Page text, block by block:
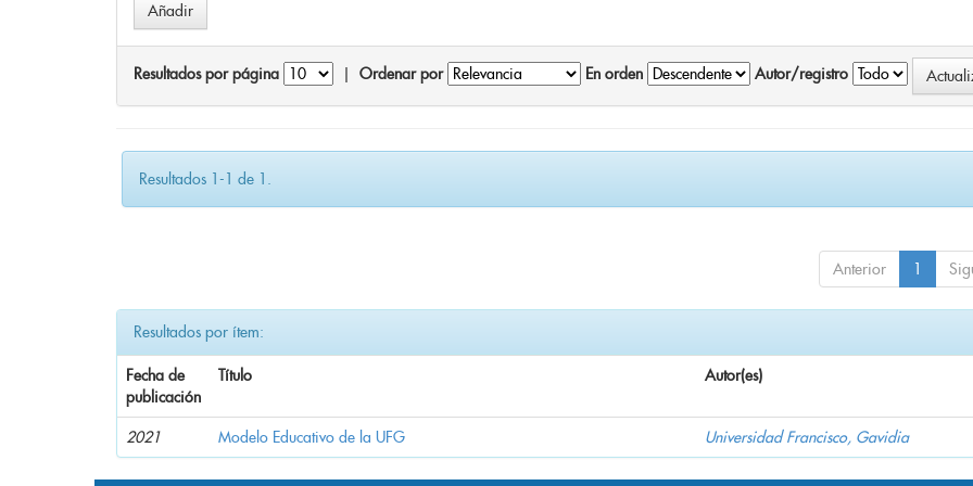
Resultados por página Ordenar por En orden Autor/registro
Resultados 1-1 de 1.
Anterior 1
Resultados por ítem:
Fecha de
publicación
Título Autor(es)
2021 Modelo Educativo de la UFG Universidad Francisco, Gavidia